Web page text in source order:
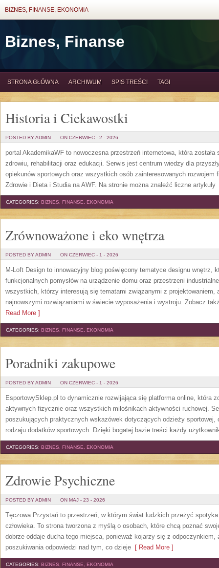
BIZNES, FINANSE, EKONOMIA
Biznes, Finanse
STRONA GŁÓWNA ARCHIWUM SPIS TREŚCI TAGI
Historia i Ciekawostki
POSTED BY ADMIN ON CZERWIEC - 2 - 2026
portal AkademikaWF to nowoczesna przestrzeń internetowa, która
zdrowiu, rehabilitacji oraz edukacji. Serwis jest centrum wiedzy dla
opiekunów sportowych oraz wszystkich osób zainteresowanych rozwojem
Zdrowie i Dieta i Studia na AWF. Na stronie można znaleźć liczne artykuły
CATEGORIES: BIZNES, FINANSE, EKONOMIA
Zrównoważone i eko wnętrza
POSTED BY ADMIN ON CZERWIEC - 1 - 2026
M-Loft Design to innowacyjny blog poświęcony tematyce designu wnętrz,
funkcjonalnych pomysłów na urządzenie domu oraz przestrzeni
wszystkich, którzy interesują się tematami związanymi z projektowaniem,
najnowszymi rozwiązaniami w świecie wyposażenia i wystroju. Zobacz
Read More ]
CATEGORIES: BIZNES, FINANSE, EKONOMIA
Poradniki zakupowe
POSTED BY ADMIN ON CZERWIEC - 1 - 2026
EsportowySklep.pl to dynamicznie rozwijająca się platforma online, która
aktywnych fizycznie oraz wszystkich miłośnikach aktywności ruchowej.
poszukujących praktycznych wskazówek dotyczących odzieży sportowej,
rodzaju dodatków sportowych. Dzięki bogatej bazie treści każdy
CATEGORIES: BIZNES, FINANSE, EKONOMIA
Zdrowie Psychiczne
POSTED BY ADMIN ON MAJ - 23 - 2026
Tęczowa Przystań to przestrzeń, w którym świat ludzkich przeżyć
człowieka. To strona tworzona z myślą o osobach, które chcą poznać
dobrze oddaje ducha tego miejsca, ponieważ kojarzy się z odpoczynkiem,
poszukiwania odpowiedzi nad tym, co dzieje [ Read More ]
CATEGORIES: BIZNES, FINANSE, EKONOMIA